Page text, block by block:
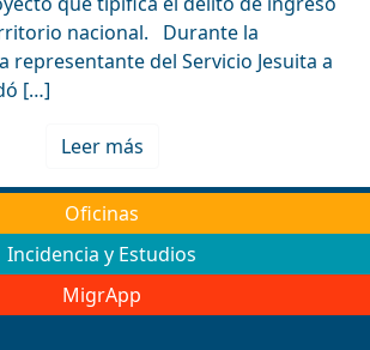
nacional. Durante la
representante del Servicio Jesuita a
[…]
Leer más
Oficinas
Incidencia y Estudios
MigrApp